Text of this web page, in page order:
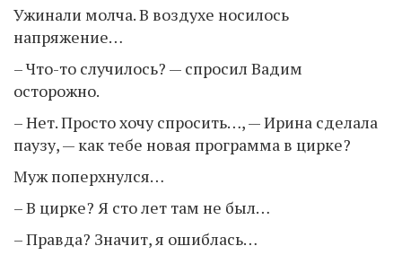
Ужинали молча. В воздухе носилось
напряжение…
– Что-то случилось? — спросил Вадим
осторожно.
– Нет. Просто хочу спросить…, — Ирина сделала
паузу, — как тебе новая программа в цирке?
Муж поперхнулся…
– В цирке? Я сто лет там не был…
– Правда? Значит, я ошиблась…